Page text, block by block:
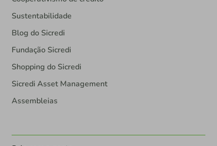
Sustentabilidade
Blog do Sicredi
Fundação Sicredi
Shopping do Sicredi
Sicredi Asset Management
Assembleias